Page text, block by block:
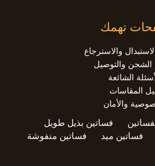
تهمك
والاسترجاع
والتوصيل
الشائعة
المقاسات
والأمان
فساتين بذيل طويل
فساتين ميد فساتين منفوشة